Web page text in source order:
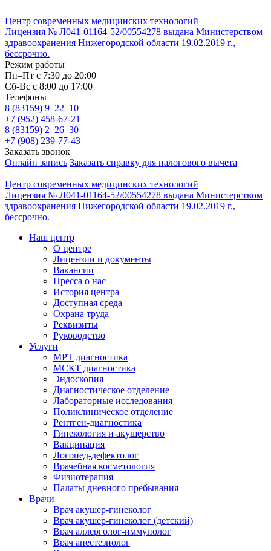
Центр современных медицинских технологий
Лицензия № Л041-01164-52/00554278 выдана Министерством
здравоохранения Нижегородской области 19.02.2019 г.,
бессрочно.
Режим работы
Пн–Пт с 7:30 до 20:00
Cб-Вс с 8:00 до 17:00
Телефоны
8 (83159) 9–22–10
+7 (952) 458-67-21
8 (83159) 2–26–30
+7 (908) 239-77-43
Заказать звонок
Онлайн запись Заказать справку для налогового вычета
Центр современных медицинских технологий
Лицензия № Л041-01164-52/00554278 выдана Министерством
здравоохранения Нижегородской области 19.02.2019 г.,
бессрочно.
Наш центр
О центре
Лицензии и документы
Вакансии
Пресса о нас
История центра
Доступная среда
Охрана труда
Реквизиты
Руководство
Услуги
МРТ диагностика
МСКТ диагностика
Эндоскопия
Диагностическое отделение
Лабораторные исследования
Поликлиническое отделение
Рентген-диагностика
Гинекология и акушерство
Вакцинация
Логопед-дефектолог
Врачебная косметология
Физиотерапия
Палаты дневного пребывания
Врачи
Врач акушер-гинеколог
Врач акушер-гинеколог (детский)
Врач аллерголог-иммунолог
Врач анестезиолог